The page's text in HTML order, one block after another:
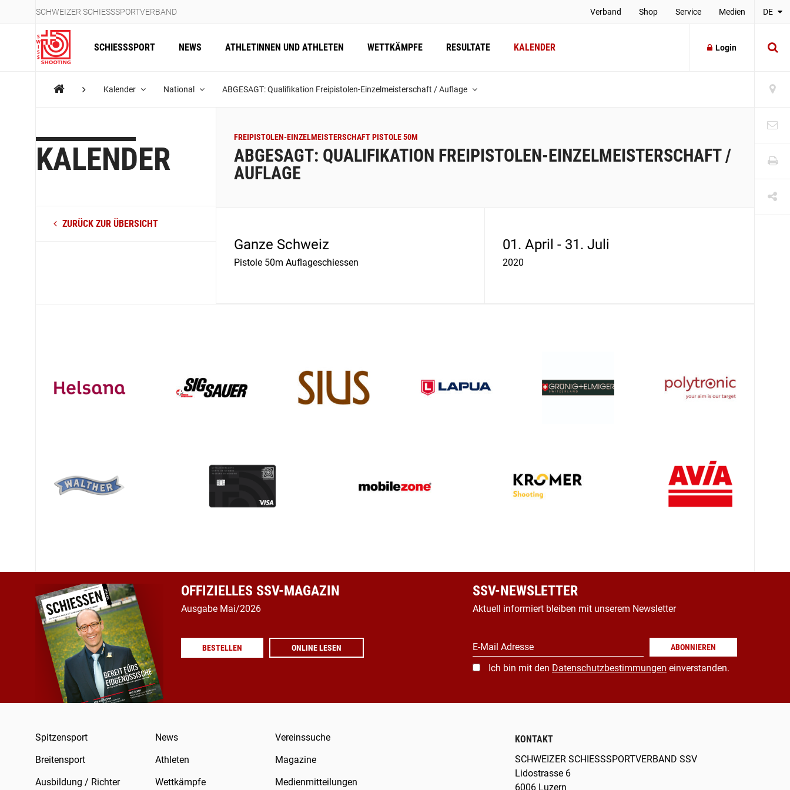
SCHWEIZER SCHIESSSPORTVERBAND Verband Shop Service Medien DE
SCHIESSSPORT NEWS ATHLETINNEN UND ATHLETEN WETTKÄMPFE RESULTATE KALENDER Login
Kalender National ABGESAGT: Qualifikation Freipistolen-Einzelmeisterschaft / Auflage
KALENDER
ZURÜCK ZUR ÜBERSICHT
FREIPISTOLEN-EINZELMEISTERSCHAFT PISTOLE 50M
ABGESAGT: QUALIFIKATION FREIPISTOLEN-EINZELMEISTERSCHAFT /
AUFLAGE
Ganze Schweiz
Pistole 50m Auflageschiessen
01. April - 31. Juli
2020
OFFIZIELLES SSV-MAGAZIN
Ausgabe Mai/2026
BESTELLEN ONLINE LESEN
SSV-NEWSLETTER
Aktuell informiert bleiben mit unserem Newsletter
E-Mail Adresse ABONNIEREN
Ich bin mit den Datenschutzbestimmungen einverstanden.
Spitzensport
Breitensport
Ausbildung / Richter
News
Athleten
Wettkämpfe
Vereinssuche
Magazine
Medienmitteilungen
KONTAKT
SCHWEIZER SCHIESSSPORTVERBAND SSV
Lidostrasse 6
6006 Luzern